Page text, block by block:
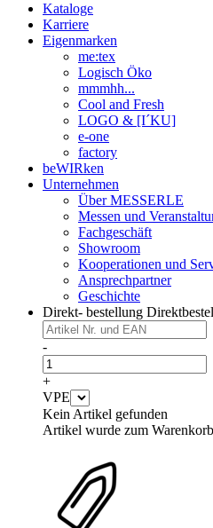
Kataloge
Karriere
Eigenmarken
me:tex
Logisch Öko
mmmhh...
Cool and Fresh
LOGO & [I´KU]
e-one
factory
beWIRken
Unternehmen
Über MESSERLE
Messen und
Fachgeschäft
Showroom
Kooperationen und
Ansprechpartner
Geschichte
Direkt- bestellung
-
+
VPE
Kein Artikel gefunden
Artikel wurde zum